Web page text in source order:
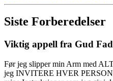
Siste Forberedelser
Viktig appell fra Gud
Før jeg slipper min Arm med
jeg INVITERE HVER